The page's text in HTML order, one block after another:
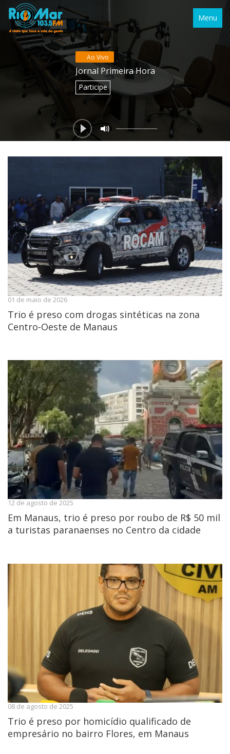
Menu
Ao Vivo
Jornal Primeira Hora
Participe
01 de maio de 2026
Trio é preso com drogas sintéticas na zona
Centro-Oeste de Manaus
12 de agosto de 2025
Em Manaus, trio é preso por roubo de R$ 50 mil
a turistas paranaenses no Centro da cidade
08 de agosto de 2025
Trio é preso por homicídio qualificado de
empresário no bairro Flores, em Manaus